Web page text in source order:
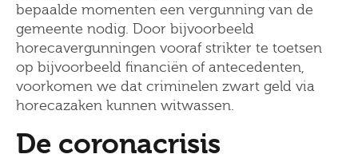
bepaalde momenten een vergunning van de
gemeente nodig. Door bijvoorbeeld
horecavergunningen vooraf strikter te toetsen
op bijvoorbeeld financiën of antecedenten,
voorkomen we dat criminelen zwart geld via
horecazaken kunnen witwassen.
De coronacrisis